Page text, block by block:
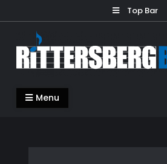
to
content
Top Bar
Rittersberg Big Band
Menu